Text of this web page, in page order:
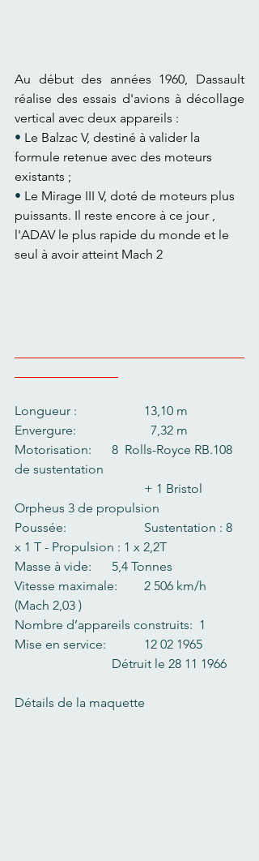
Au début des années 1960, Dassault
réalise des essais d'avions à décollage
vertical avec deux appareils :
• Le Balzac V, destiné à valider la
formule retenue avec des moteurs
existants ;
• Le Mirage III V, doté de moteurs plus
puissants. Il reste encore à ce jour ,
l'ADAV le plus rapide du monde et le
seul à avoir atteint Mach 2
Long
ueur :   		13,10 m
Envergure:     		  7,32 m
Motorisation:     	8  Rolls-Royce RB.108
de sustentation
Orpheus 3 de propulsion
Poussée:    		Sustentation : 8
x 1 T - Propulsion : 1 x 2,2T
Masse à vide:     	5,4 Tonnes
Vitesse maximale:  	2 506 km/h
(Mach 2,03 )
Nombre d’appareils construits:  1
Mise en service:  	12 02 1965
			Détruit le 28 11 1966
Détails de la maquette